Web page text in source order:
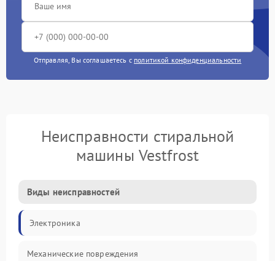
Отправляя, Вы соглашаетесь с политикой конфиденциальности
Неисправности стиральной
машины Vestfrost
Виды неисправностей
Электроника
Механические повреждения